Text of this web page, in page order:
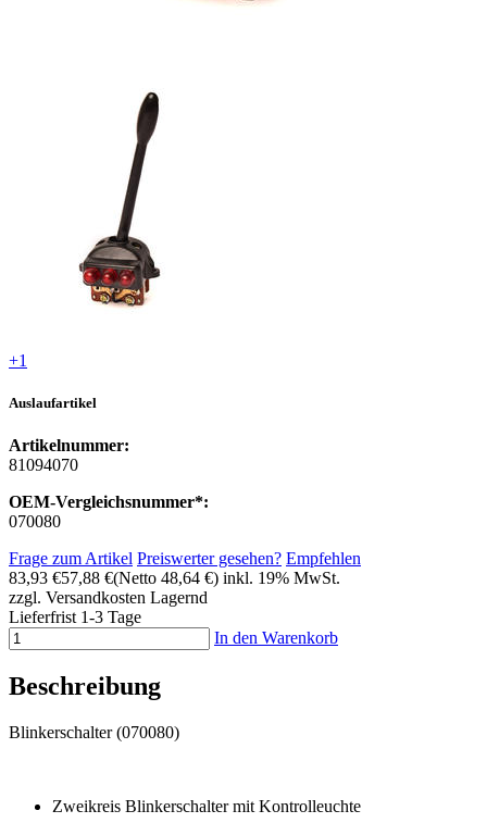
+1
Auslaufartikel
Artikelnummer:
81094070
OEM-Vergleichsnummer*:
070080
Frage zum Artikel Preiswerter gesehen? Empfehlen
83,93 €57,88 €(Netto 48,64 €) inkl. 19% MwSt.
zzgl. Versandkosten Lagernd
Lieferfrist 1-3 Tage
In den Warenkorb
Beschreibung
Blinkerschalter (070080)
Zweikreis Blinkerschalter mit Kontrolleuchte